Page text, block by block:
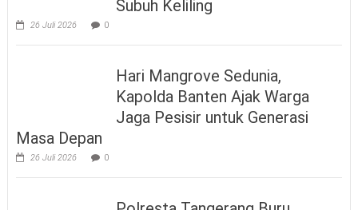
Subuh Keliling
26 Juli 2026 0
Hari Mangrove Sedunia,
Kapolda Banten Ajak Warga
Jaga Pesisir untuk Generasi
Masa Depan
26 Juli 2026 0